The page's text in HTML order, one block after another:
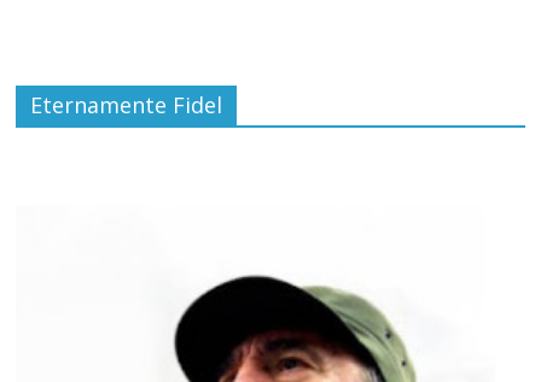
Eternamente Fidel